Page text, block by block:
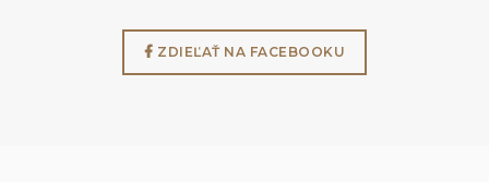
ZDIEĽAŤ NA FACEBOOKU